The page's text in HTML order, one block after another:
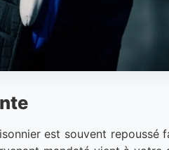
est souvent repoussé